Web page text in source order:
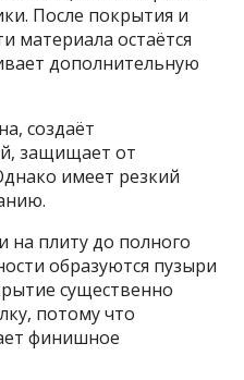
После покрытия и
материала остаётся
дополнительную
создаёт
защищает от
имеет резкий
на плиту до полного
образуются пузыри
существенно
потому что
финишное